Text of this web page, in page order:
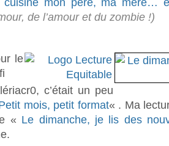
cuisiné mon père, ma mère…
de l’amour et du zombie !)
le
c’était un peu
mois, petit format« . Ma
« Le dimanche, je lis des